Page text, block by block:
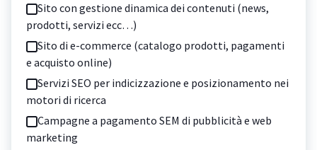
Sito con gestione dinamica dei contenuti (news,
prodotti, servizi ecc…)
Sito di e-commerce (catalogo prodotti, pagamenti
e acquisto online)
Servizi SEO per indicizzazione e posizionamento nei
motori di ricerca
Campagne a pagamento SEM di pubblicità e web
marketing